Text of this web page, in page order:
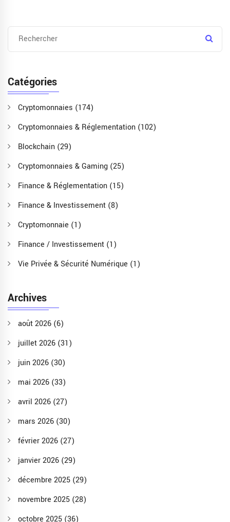
Catégories
Cryptomonnaies (174)
Cryptomonnaies & Réglementation (102)
Blockchain (29)
Cryptomonnaies & Gaming (25)
Finance & Réglementation (15)
Finance & Investissement (8)
Cryptomonnaie (1)
Finance / Investissement (1)
Vie Privée & Sécurité Numérique (1)
Archives
août 2026 (6)
juillet 2026 (31)
juin 2026 (30)
mai 2026 (33)
avril 2026 (27)
mars 2026 (30)
février 2026 (27)
janvier 2026 (29)
décembre 2025 (29)
novembre 2025 (28)
octobre 2025 (36)